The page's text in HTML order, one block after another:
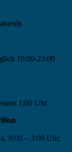
10:00-23:00
1:00 Uhr
8:00 – 3:00 Uhr,